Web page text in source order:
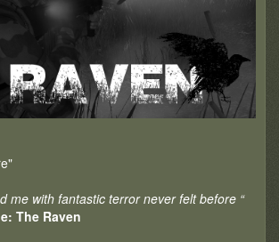
me with fantastic terror never felt before “
The Raven